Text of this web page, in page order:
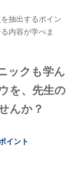
抽出するポイン
内容が学べま
ックも学ん
を、先生の
んか？
イント